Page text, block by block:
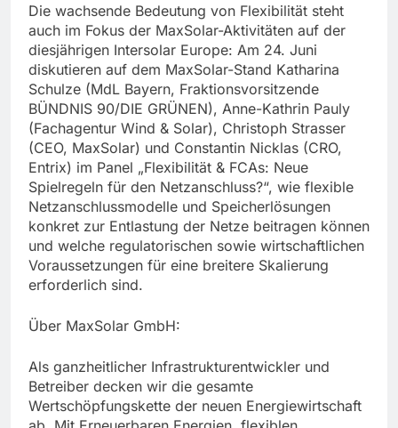
Die wachsende Bedeutung von Flexibilität steht
auch im Fokus der MaxSolar-Aktivitäten auf der
diesjährigen Intersolar Europe: Am 24. Juni
diskutieren auf dem MaxSolar-Stand Katharina
Schulze (MdL Bayern, Fraktionsvorsitzende
BÜNDNIS 90/DIE GRÜNEN), Anne-Kathrin Pauly
(Fachagentur Wind & Solar), Christoph Strasser
(CEO, MaxSolar) und Constantin Nicklas (CRO,
Entrix) im Panel „Flexibilität & FCAs: Neue
Spielregeln für den Netzanschluss?“, wie flexible
Netzanschlussmodelle und Speicherlösungen
konkret zur Entlastung der Netze beitragen können
und welche regulatorischen sowie wirtschaftlichen
Voraussetzungen für eine breitere Skalierung
erforderlich sind.
Über MaxSolar GmbH:
Als ganzheitlicher Infrastrukturentwickler und
Betreiber decken wir die gesamte
Wertschöpfungskette der neuen Energiewirtschaft